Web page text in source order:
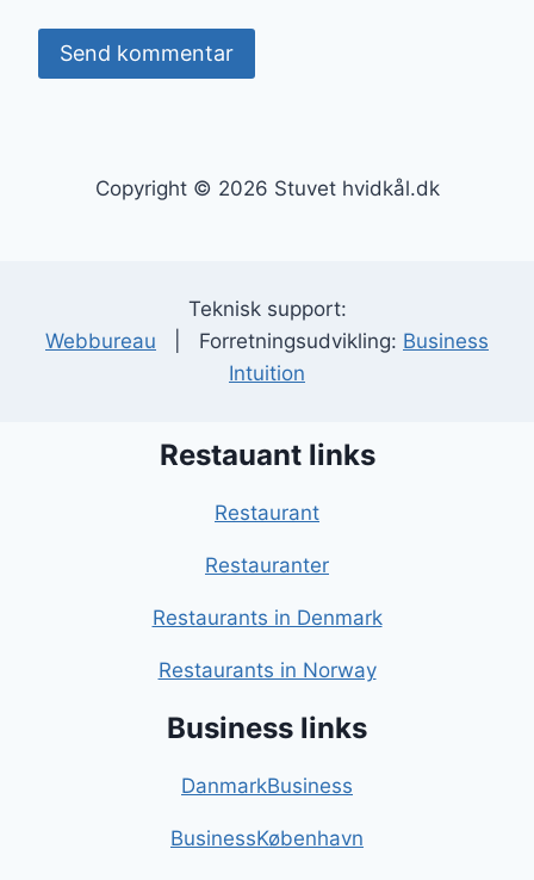
Copyright © 2026 Stuvet hvidkål.dk
Teknisk support:
Webbureau | Forretningsudvikling: Business
Intuition
Restauant links
Restaurant
Restauranter
Restaurants in Denmark
Restaurants in Norway
Business links
DanmarkBusiness
BusinessKøbenhavn